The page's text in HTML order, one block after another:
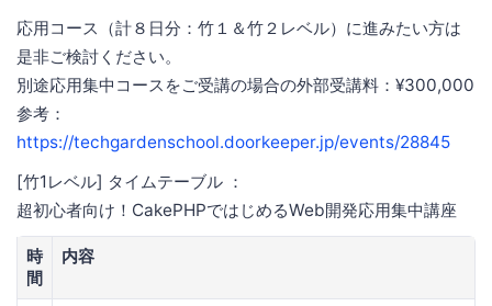
応用コース（計８日分：竹１＆竹２レベル）に進みたい方は
是非ご検討ください。
別途応用集中コースをご受講の場合の外部受講料：¥300,000
参考：
https://techgardenschool.doorkeeper.jp/events/28845
[竹1レベル] タイムテーブル ：
超初心者向け！CakePHPではじめるWeb開発応用集中講座
時
間
内容